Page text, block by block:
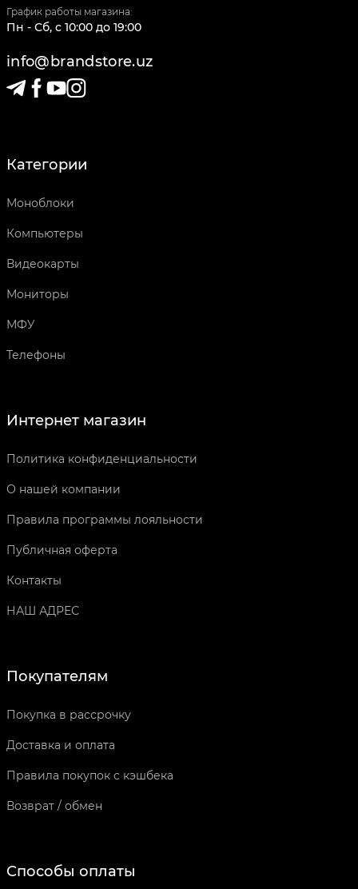
График работы магазина:
Пн - Сб, c 10:00 до 19:00
info@brandstore.uz
Категории
Моноблоки
Компьютеры
Видеокарты
Мониторы
МФУ
Телефоны
Интернет магазин
Политика конфиденциальности
О нашей компании
Правила программы лояльности
Публичная оферта
Контакты
НАШ АДРЕС
Покупателям
Покупка в рассрочку
Доставка и оплата
Правила покупок с кэшбека
Возврат / обмен
Способы оплаты